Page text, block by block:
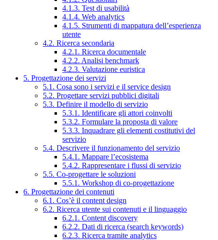
4.1.3. Test di usabilità
4.1.4. Web analytics
4.1.5. Strumenti di mappatura dell’esperienza
utente
4.2. Ricerca secondaria
4.2.1. Ricerca documentale
4.2.2. Analisi benchmark
4.2.3. Valutazione euristica
5. Progettazione dei servizi
5.1. Cosa sono i servizi e il service design
5.2. Progettare servizi pubblici digitali
5.3. Definire il modello di servizio
5.3.1. Identificare gli attori coinvolti
5.3.2. Formulare la proposta di valore
5.3.3. Inquadrare gli elementi costitutivi del
servizio
5.4. Descrivere il funzionamento del servizio
5.4.1. Mappare l’ecosistema
5.4.2. Rappresentare i flussi di servizio
5.5. Co-progettare le soluzioni
5.5.1. Workshop di co-progettazione
6. Progettazione dei contenuti
6.1. Cos’è il content design
6.2. Ricerca utente sui contenuti e il linguaggio
6.2.1. Content discovery
6.2.2. Dati di ricerca (search keywords)
6.2.3. Ricerca tramite analytics